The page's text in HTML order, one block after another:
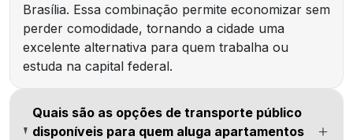
Brasília. Essa combinação permite economizar sem
perder comodidade, tornando a cidade uma
excelente alternativa para quem trabalha ou
estuda na capital federal.
Quais são as opções de transporte público
disponíveis para quem aluga apartamentos